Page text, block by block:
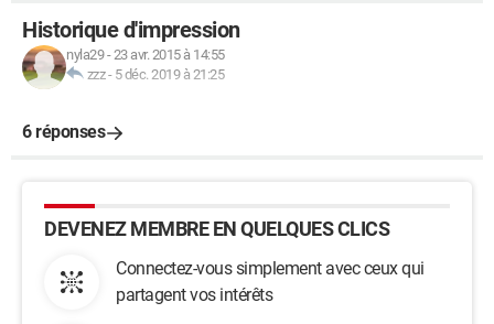
Historique d'impression
nyla29-23 avr. 2015 à 14:55
zzz- 5 déc. 2019 à 21:25
6 réponses
DEVENEZ MEMBRE EN QUELQUES CLICS
Connectez-vous simplement avec ceux qui
partagent vos intérêts